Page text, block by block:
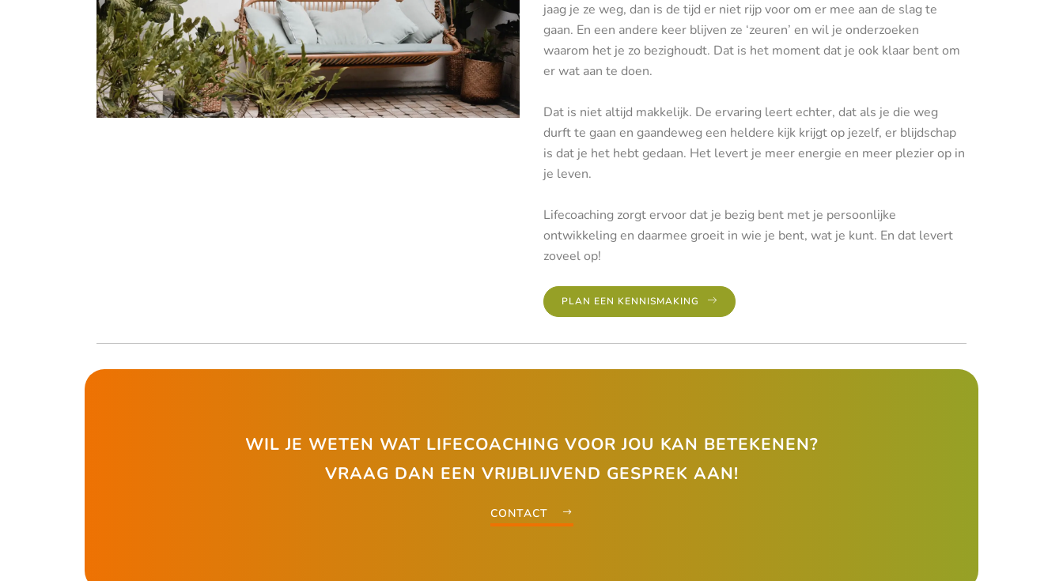
jaag je ze weg, dan is de tijd er niet rijp voor om er mee aan de slag te
gaan. En een andere keer blijven ze ‘zeuren’ en wil je onderzoeken
waarom het je zo bezighoudt. Dat is het moment dat je ook klaar bent om
er wat aan te doen.
Dat is niet altijd makkelijk. De ervaring leert echter, dat als je die weg
durft te gaan en gaandeweg een heldere kijk krijgt op jezelf, er blijdschap
is dat je het hebt gedaan. Het levert je meer energie en meer plezier op in
je leven.
Lifecoaching zorgt ervoor dat je bezig bent met je persoonlijke
ontwikkeling en daarmee groeit in wie je bent, wat je kunt. En dat levert
zoveel op!
PLAN EEN KENNISMAKING
WIL JE WETEN WAT LIFECOACHING VOOR JOU KAN BETEKENEN?
VRAAG DAN EEN VRIJBLIJVEND GESPREK AAN!
CONTACT